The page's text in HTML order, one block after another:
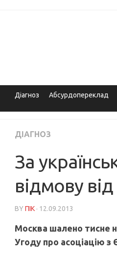
Діагноз Абсурдопереклад
ДІАГНОЗ
За
відмову
BY ПІК · 12.09.2013
Москва шалено тисне
Угоду про асоціацію з